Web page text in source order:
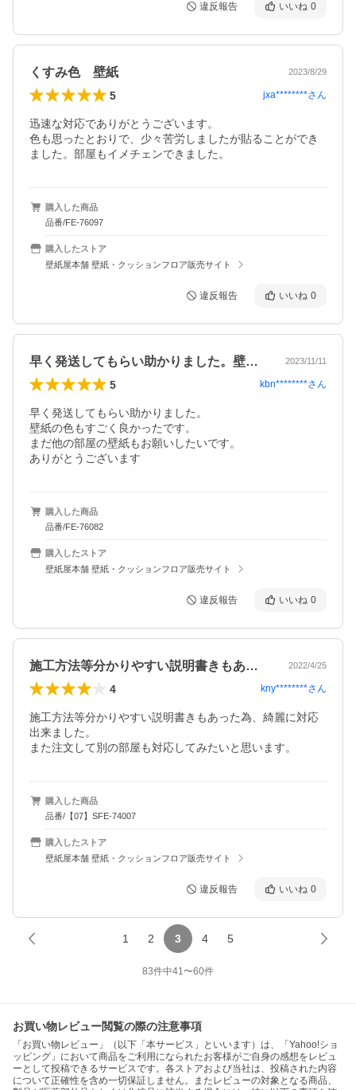
違反報告 いいね 0
くすみ色 壁紙 2023/8/29
5 jxa********さん
迅速な対応でありがとうございます。
色も思ったとおりで、少々苦労しましたが貼ることができ
ました。部屋もイメチェンできました。
購入した商品
品番/FE-76097
購入したストア
壁紙屋本舗 壁紙・クッションフロア販売サイト
違反報告 いいね 0
早く発送してもらい助かりました。壁紙の… 2023/11/11
5 kbn********さん
早く発送してもらい助かりました。
壁紙の色もすごく良かったです。
まだ他の部屋の壁紙もお願いしたいです。
ありがとうございます
購入した商品
品番/FE-76082
購入したストア
壁紙屋本舗 壁紙・クッションフロア販売サイト
違反報告 いいね 0
施工方法等分かりやすい説明書きもあった… 2022/4/25
4 kny********さん
施工方法等分かりやすい説明書きもあった為、綺麗に対応
出来ました。
また注文して別の部屋も対応してみたいと思います。
購入した商品
品番/【07】SFE-74007
購入したストア
壁紙屋本舗 壁紙・クッションフロア販売サイト
違反報告 いいね 0
1 2 3 4 5
83件中41〜60件
お買い物レビュー閲覧の際の注意事項
「お買い物レビュー」（以下「本サービス」といいます）は、「Yahoo!ショ
ッピング」において商品をご利用になられたお客様がご自身の感想をレビュ
ーとして投稿できるサービスです。各ストアおよび当社は、投稿された内容
について正確性を含め一切保証しません。またレビューの対象となる商品、